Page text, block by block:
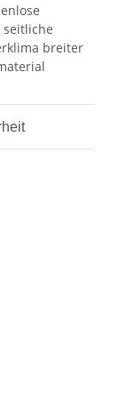
breiter